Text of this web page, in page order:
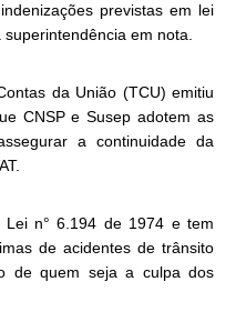
previstas em lei
em nota.
da União (TCU) emitiu
CNSP e Susep adotem as
a continuidade da
Lei n° 6.194 de 1974 e tem
de acidentes de trânsito
de quem seja a culpa dos